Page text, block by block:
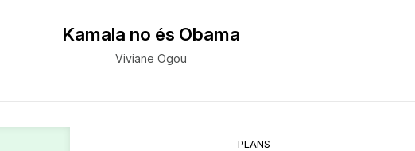
Kamala no és Obama
Viviane Ogou
PLANS